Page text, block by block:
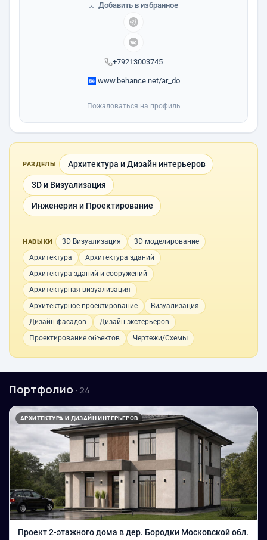
+79213003745
www.behance.net/ar_do
Добавить в избранное
Пожаловаться на профиль
РАЗДЕЛЫ Архитектура и Дизайн интерьеров
3D и Визуализация
Инженерия и Проектирование
НАВЫКИ 3D Визуализация
3D моделирование
Архитектура
Архитектура зданий
Архитектура зданий и сооружений
Архитектурная визуализация
Архитектурное проектирование
Визуализация
Дизайн фасадов
Дизайн экстерьеров
Проектирование объектов
Чертежи/Схемы
Портфолио · 24
АРХИТЕКТУРА И ДИЗАЙН ИНТЕРЬЕРОВ
Проект 2-этажного дома в дер. Бородки Московской обл.